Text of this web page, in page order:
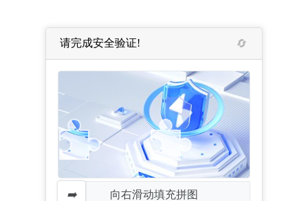
请完成安全验证!
向右滑动填充拼图